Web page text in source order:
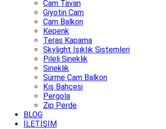
Cam Tavan
Giyotin Cam
Cam Balkon
Kepenk
Teras Kapama
Skylight Işıklık Sistemleri
Pileli Sineklik
Sineklik
Sürme Cam Balkon
Kış Bahçesi
Pergola
Zip Perde
BLOG
İLETİŞİM